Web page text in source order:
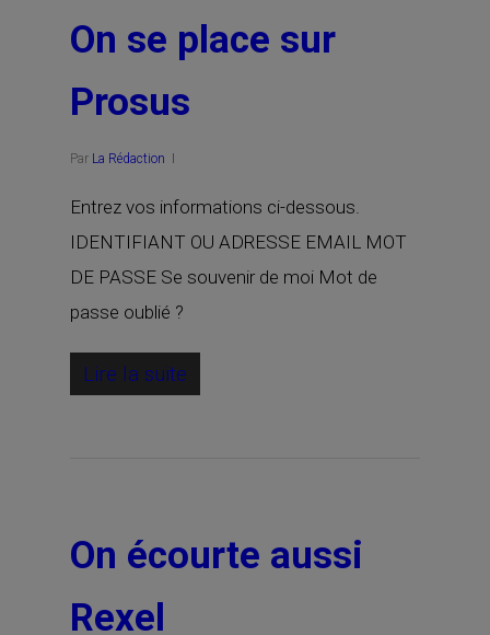
On se place sur
Prosus
Par La Rédaction
Entrez vos informations ci-dessous.
IDENTIFIANT OU ADRESSE EMAIL MOT
DE PASSE Se souvenir de moi Mot de
passe oublié ?
Lire la suite
On écourte aussi
Rexel